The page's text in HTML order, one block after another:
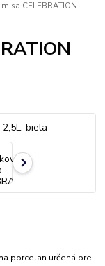
misa CELEBRATION
porcelan určená pre